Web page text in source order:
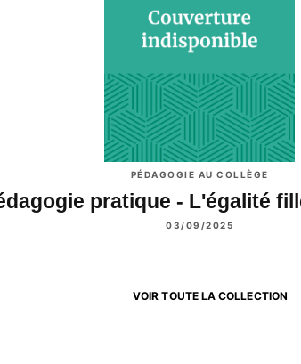
PÉDAGOGIE AU COLLÈGE
pratique - L'égalité
03/09/2025
VOIR TOUTE LA COLLECTION